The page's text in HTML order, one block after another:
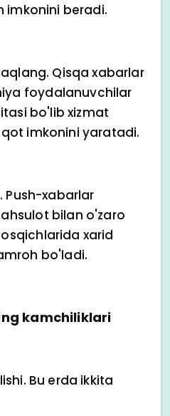
imkonini beradi.
Qisqa xabarlar
foydalanuvchilar
bo'lib xizmat
imkonini yaratadi.
Push-xabarlar
bilan o'zaro
xarid
bo'ladi.
kamchiliklari
Bu erda ikkita